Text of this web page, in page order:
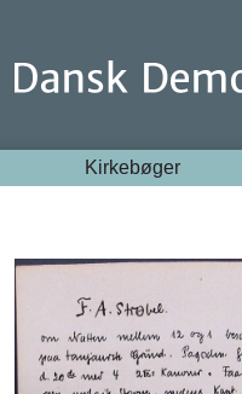
Kirkebøger